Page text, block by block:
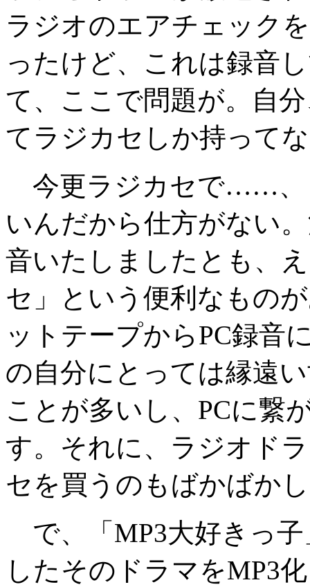
ラジオのエアチェック
ったけど、これは録音
て、ここで問題が。自
てラジカセしか持って
今更ラジカセで……、
いんだから仕方がない
音いたしましたとも、
セ」という便利なもの
ットテープからPC録音
の自分にとっては縁遠
ことが多いし、PCに繋
す。それに、ラジオド
セを買うのもばかばか
で、「MP3大好きっ
したそのドラマをMP3